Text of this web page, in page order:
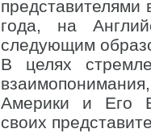
представителями
года, на
следующим
В целях
Америки и Его
своих